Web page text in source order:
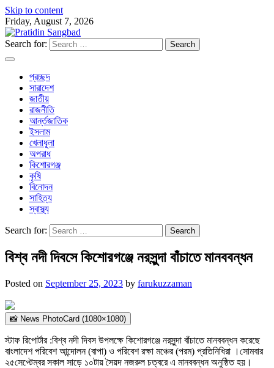
Skip to content
Friday, August 7, 2026
Search for:
প্রচ্ছদ
সারাদেশ
জাতীয়
রাজনীতি
আর্ন্তজাতিক
ইসলাম
খেলাধূলা
অপরাধ
কিশোরগঞ্জ
কৃষি
বিনোদন
সাহিত্য
স্বাস্থ্য
Search for:
বিশ্ব নদী দিবসে কিশোরগঞ্জে নরসুন্দা বাঁচাতে মানববন্ধন
Posted on September 25, 2023 by farukuzzaman
📸 News PhotoCard (1080×1080)
স্টাফ রিপোর্টার :বিশ্ব নদী দিবস উপলক্ষে কিশোরগঞ্জে নরসুন্দা বাঁচাতে মানববন্ধন করেছে
বাংলাদেশ পরিবেশ আন্দোলন (বাপা) ও পরিবেশ রক্ষা মঞ্চের (পরম) প্রতিনিধিরা ।সোমবার
২৫সেপ্টেম্বর সকাল সাড়ে ১০টায় সৈয়দ নজরুল চত্বরে এ মানববন্ধন অনুষ্ঠিত হয়।